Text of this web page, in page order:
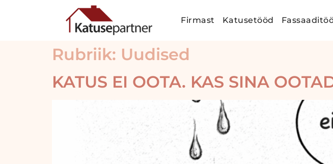
Firmast Katusetööd
Rubriik: Uudised
KATUS EI OOTA. KAS SINA